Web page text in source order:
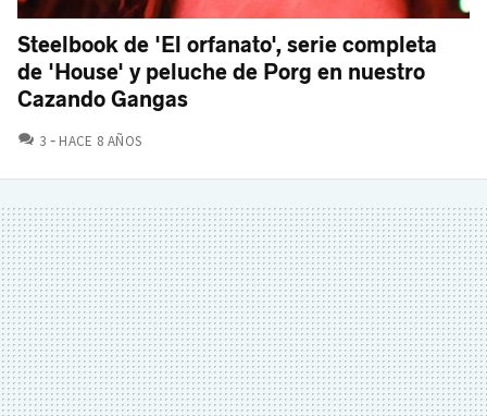
Steelbook de 'El orfanato', serie completa
de 'House' y peluche de Porg en nuestro
Cazando Gangas
3 COMENTARIOS
HACE 8 AÑOS